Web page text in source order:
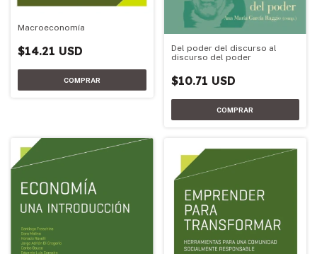
Macroeconomía
$14.21 USD
Del poder del discurso al
discurso del poder
$10.71 USD